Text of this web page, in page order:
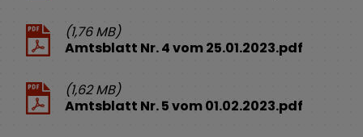
(1,76 MB)
Amtsblatt Nr. 4 vom 25.01.2023.pdf
(1,62 MB)
Amtsblatt Nr. 5 vom 01.02.2023.pdf